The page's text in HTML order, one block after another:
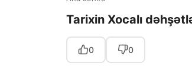
Tarixin Xocalı
0 0